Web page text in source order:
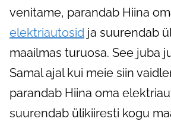
venitame, parandab Hiina
elektriautosid ja suurendab
maailmas turuosa. See juba
Samal ajal kui meie siin
parandab Hiina oma
suurendab ülikiiresti kogu